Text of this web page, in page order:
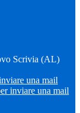
Scrivia (AL)
una mail
inviare una mail